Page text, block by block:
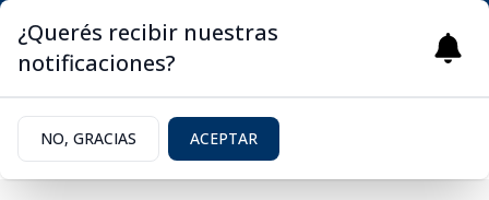
¿Querés recibir nuestras
notificaciones?
NO, GRACIAS ACEPTAR